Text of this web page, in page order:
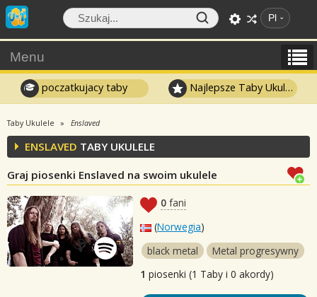
Pl
Menu
poczatkujacy taby Najlepsze Taby Ukulele
Taby Ukulele Enslaved
ENSLAVED TABY UKULELE
Graj piosenki Enslaved na swoim ukulele
0 fani
(Norwegia)
black metal
Metal progresywny
1 piosenki (1 Taby i 0 akordy)